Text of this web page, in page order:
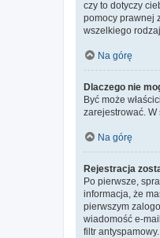
czy to dotyczy
pomocy prawnej
wszelkiego
Na górę
Dlaczego nie
Być może
zarejestrować. W
Na górę
Rejestracja
Po pierwsze,
informacja, że
pierwszym
wiadomość e-
filtr